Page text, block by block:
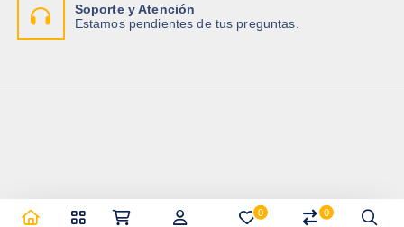
Soporte y Atención
Estamos pendientes de tus preguntas.
0 0